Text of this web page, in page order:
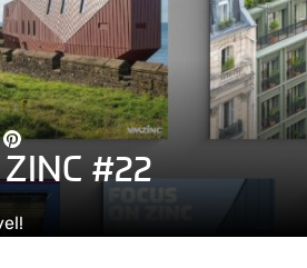
no Linkedin
no Facebook
Share on Pinterest
#22